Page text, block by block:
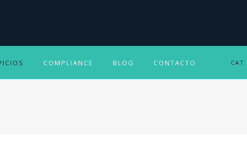
COMPLIANCE BLOG CONTACTO CAT